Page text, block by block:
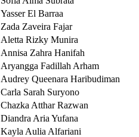
Yasser El Barraa
Zada Zaveira Fajar
Aletta Rizky Munira
Annisa Zahra Hanifah
Aryangga Fadillah Arham
Audrey Queenara Haribudiman
Carla Sarah Suryono
Chazka Atthar Razwan
Diandra Aria Yufana
Kayla Aulia Alfariani